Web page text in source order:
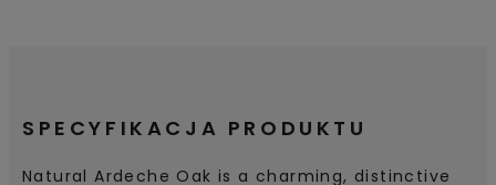
SPECYFIKACJA PRODUKTU
Natural Ardeche Oak is a charming, distinctive